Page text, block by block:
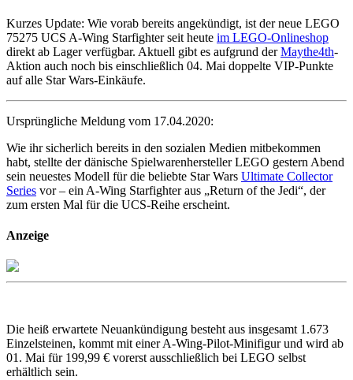
Kurzes Update: Wie vorab bereits angekündigt, ist der neue LEGO
75275 UCS A-Wing Starfighter seit heute im LEGO-Onlineshop
direkt ab Lager verfügbar. Aktuell gibt es aufgrund derMaythe4th-
Aktion auch noch bis einschließlich 04. Mai doppelte VIP-Punkte
auf alle Star Wars-Einkäufe.
Ursprüngliche Meldung vom 17.04.2020:
Wie ihr sicherlich bereits in den sozialen Medien mitbekommen
habt, stellte der dänische Spielwarenhersteller LEGO gestern Abend
sein neuestes Modell für die beliebte Star Wars Ultimate Collector
Series vor – ein A-Wing Starfighter aus „Return of the Jedi“, der
zum ersten Mal für die UCS-Reihe erscheint.
Anzeige
Die heiß erwartete Neuankündigung besteht aus insgesamt 1.673
Einzelsteinen, kommt mit einer A-Wing-Pilot-Minifigur und wird ab
01. Mai für 199,99 € vorerst ausschließlich bei LEGO selbst
erhältlich sein.